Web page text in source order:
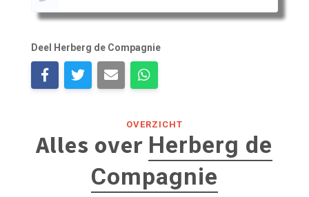
Deel Herberg de Compagnie
OVERZICHT
Alles over Herberg de
Compagnie